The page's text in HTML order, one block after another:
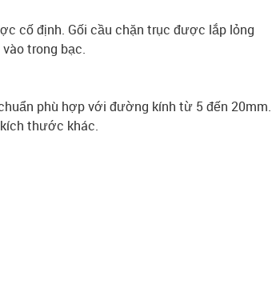
cố định. Gối cầu chặn trục được lắp lỏng
trong bạc.
phù hợp với đường kính từ 5 đến 20mm.
thước khác.